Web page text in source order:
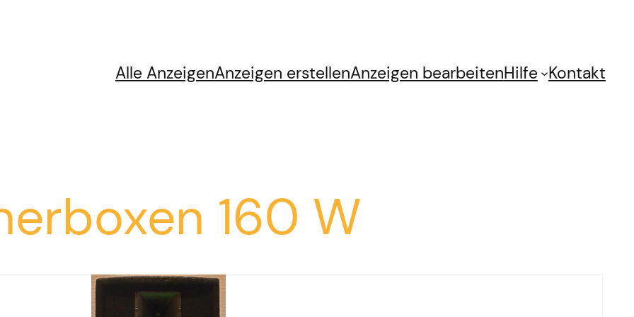
Alle AnzeigenAnzeigen erstellenAnzeigen bearbeitenHilfe Kontakt
160 W